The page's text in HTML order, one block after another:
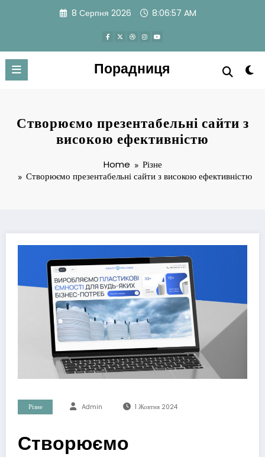
8 Серпня 2026 8:06:58 AM
Порадниця
Створюємо презентабельні сайти з
високою ефективністю
Home
Різне
Створюємо презентабельні сайти з високою ефективністю
Різне Admin 1 Жовтня 2024
Створюємо